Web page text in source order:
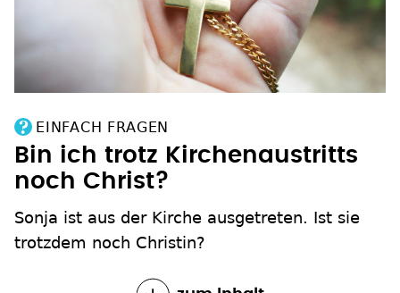
EINFACH FRAGEN
Bin ich trotz Kirchenaustritts
noch Christ?
Sonja ist aus der Kirche ausgetreten. Ist sie
trotzdem noch Christin?